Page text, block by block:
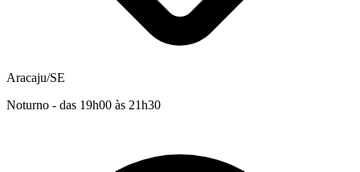
Aracaju/SE
Noturno - das 19h00 às 21h30